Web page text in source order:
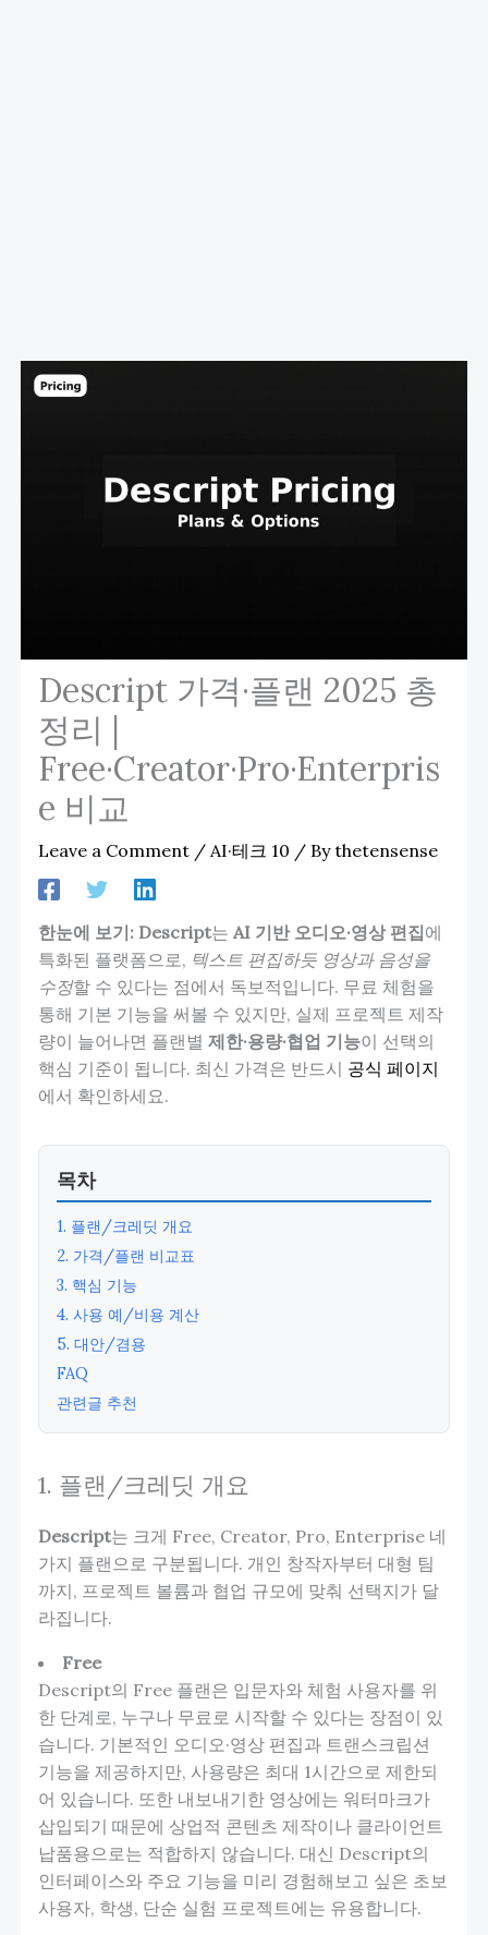
Descript 가격·플랜 2025 총
정리 |
Free·Creator·Pro·Enterpris
e 비교
Leave a Comment / AI·테크 10 / Bythetensense
한눈에 보기: Descript는 AI 기반 오디오·영상 편집에
특화된 플랫폼으로, 텍스트 편집하듯 영상과 음성을
수정할 수 있다는 점에서 독보적입니다. 무료 체험을
통해 기본 기능을 써볼 수 있지만, 실제 프로젝트 제작
량이 늘어나면 플랜별 제한·용량·협업 기능이 선택의
핵심 기준이 됩니다. 최신 가격은 반드시 공식 페이지
에서 확인하세요.
목차
1. 플랜/크레딧 개요
2. 가격/플랜 비교표
3. 핵심 기능
4. 사용 예/비용 계산
5. 대안/겸용
FAQ
관련글 추천
1. 플랜/크레딧 개요
Descript는 크게 Free, Creator, Pro, Enterprise 네
가지 플랜으로 구분됩니다. 개인 창작자부터 대형 팀
까지, 프로젝트 볼륨과 협업 규모에 맞춰 선택지가 달
라집니다.
Free
Descript의 Free 플랜은 입문자와 체험 사용자를 위
한 단계로, 누구나 무료로 시작할 수 있다는 장점이 있
습니다. 기본적인 오디오·영상 편집과 트랜스크립션
기능을 제공하지만, 사용량은 최대 1시간으로 제한되
어 있습니다. 또한 내보내기한 영상에는 워터마크가
삽입되기 때문에 상업적 콘텐츠 제작이나 클라이언트
납품용으로는 적합하지 않습니다. 대신 Descript의
인터페이스와 주요 기능을 미리 경험해보고 싶은 초보
사용자, 학생, 단순 실험 프로젝트에는 유용합니다.